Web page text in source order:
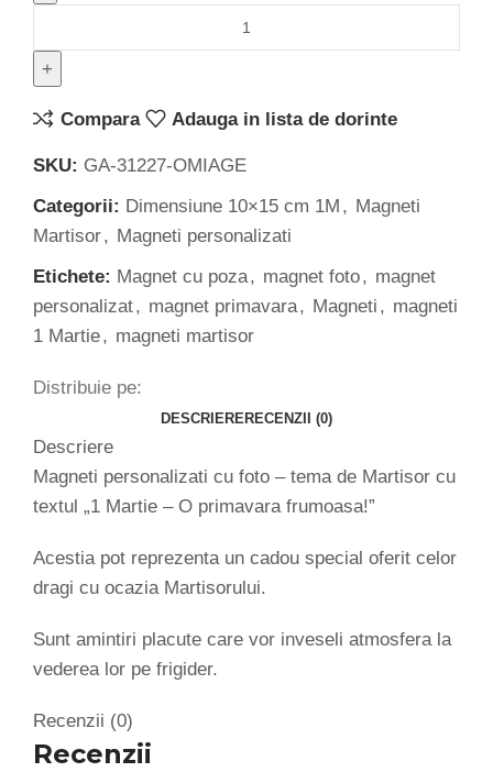
Compara Adauga in lista de dorinte
SKU: GA-31227-OMIAGE
Categorii: Dimensiune 10×15 cm 1M , Magneti
Martisor, Magneti personalizati
Etichete: Magnet cu poza, magnet foto, magnet
personalizat, magnet primavara, Magneti , magneti
1 Martie, magneti martisor
Distribuie pe:
DESCRIERERECENZII (0)
Descriere
Magneti personalizati cu foto – tema de Martisor cu
textul „1 Martie – O primavara frumoasa!”
Acestia pot reprezenta un cadou special oferit celor
dragi cu ocazia Martisorului.
Sunt amintiri placute care vor inveseli atmosfera la
vederea lor pe frigider.
Recenzii (0)
Recenzii